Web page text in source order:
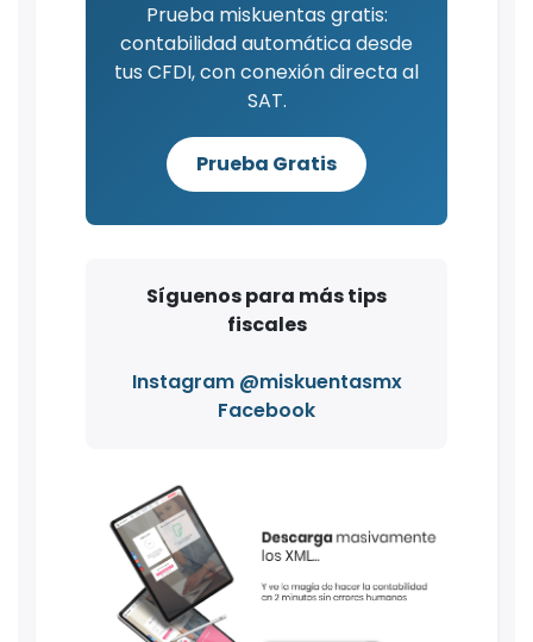
Prueba miskuentas gratis:
contabilidad automática desde
tus CFDI, con conexión directa al
SAT.
Prueba Gratis
Síguenos para más tips
fiscales
Instagram @miskuentasmx
Facebook